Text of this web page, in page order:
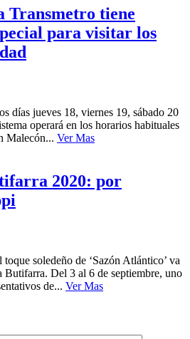
Transmetro tiene
para visitar los
jueves 18, viernes 19, sábado 20
operará en los horarios habituales
Malecón... Ver Mas
2020: por
soledeño de ‘Sazón Atlántico’ va
Butifarra. Del 3 al 6 de septiembre, uno
de... Ver Mas